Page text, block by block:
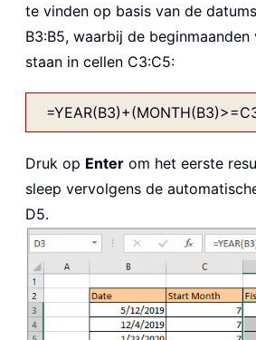
te vinden op basis van de
B3:B5, waarbij de
staan in cellen C3:C5:
Druk op Enter om het eerste
sleep vervolgens de
D5.